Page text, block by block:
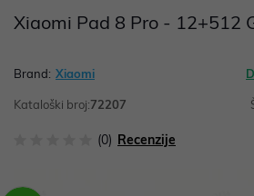
Xiaomi Pad 8 Pro - 12+512
Brand: Xiaomi
Kataloški broj:72207
(0) Recenzije